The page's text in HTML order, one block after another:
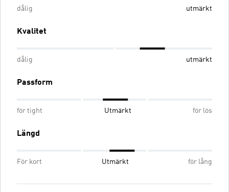
dålig utmärkt
Kvalitet
dålig utmärkt
Passform
för tight Utmärkt för lös
Längd
För kort Utmärkt för lång